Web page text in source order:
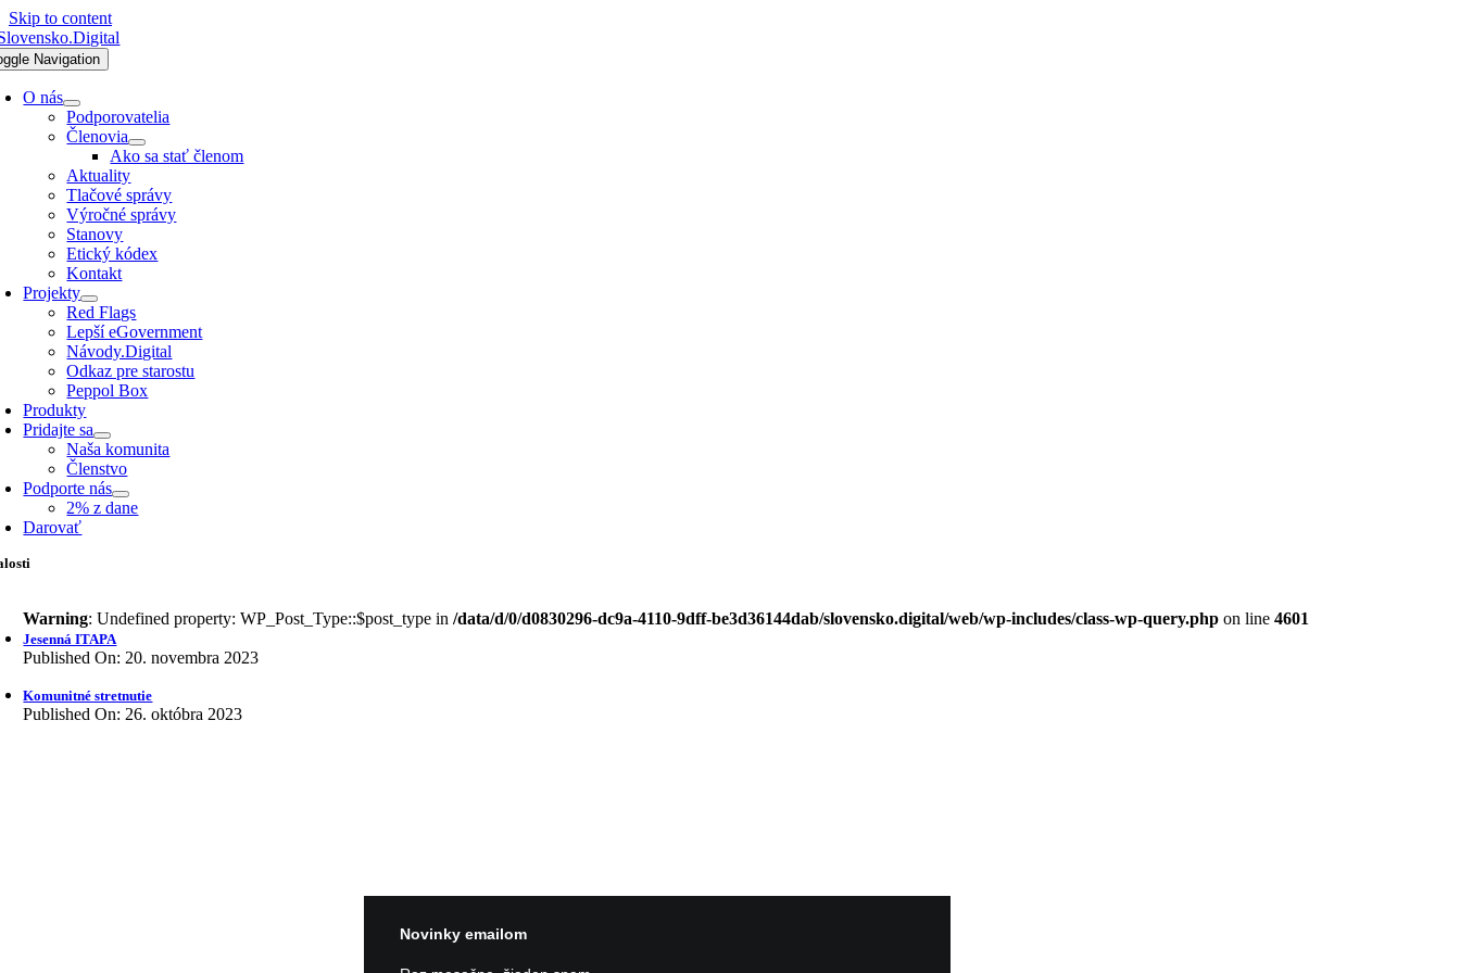
Skip to content
Navigation
O nás
Podporovatelia
Členovia
Ako sa stať členom
Aktuality
Tlačové správy
Výročné správy
Stanovy
Etický kódex
Kontakt
Projekty
Red Flags
Lepší eGovernment
Návody.Digital
Odkaz pre starostu
Peppol Box
Produkty
Pridajte sa
Naša komunita
Členstvo
Podporte nás
2% z dane
Darovať
Warning: Undefined property: WP_Post_Type::$post_type in/data/d/0/d0830296-dc9a-4110-9dff-be3d36144dab/slovensko.digital/web/wp-includes/class-wp-query.php on line4601
Jesenná ITAPA
Published On: 20. novembra 2023
Komunitné stretnutie
Published On: 26. októbra 2023